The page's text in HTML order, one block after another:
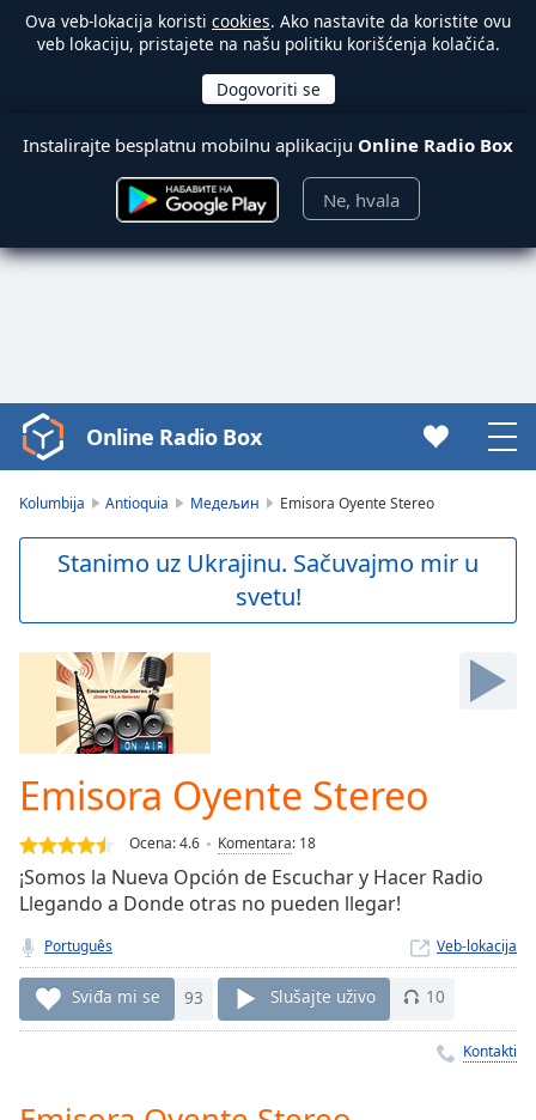
Ova veb-lokacija koristi cookies. Ako nastavite da koristite ovu
veb lokaciju, pristajete na našu politiku korišćenja kolačića.
Instalirajte besplatnu mobilnu aplikaciju Online Radio Box
Ne, hvala
Video
Player
Skip
Forward
Current
Loaded:
0.00%
Stream
Seek to
live,
currently
behind
liveLIVE
Online Radio Box
Kolumbija Antioquia Медељин Emisora Oyente Stereo
Stanimo uz Ukrajinu. Sačuvajmo mir u
svetu!
Emisora Oyente Stereo
Ocena:4.6 Komentara: 18
¡Somos la Nueva Opción de Escuchar y Hacer Radio
Llegando a Donde otras no pueden llegar!
Português Veb-lokacija
Sviđa mi se 93 Slušajte uživo 10
Kontakti